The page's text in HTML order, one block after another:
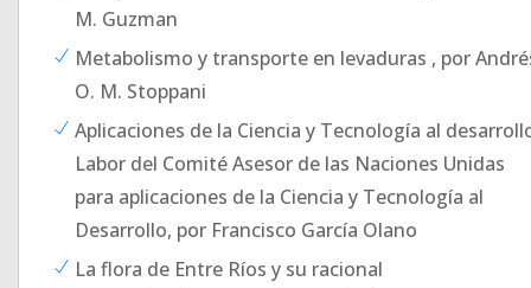
M. Guzman
Metabolismo y transporte en levaduras , por
O. M. Stoppani
Aplicaciones de la Ciencia y Tecnología al
Labor del Comité Asesor de las Naciones Unidas
para aplicaciones de la Ciencia y Tecnología al
Desarrollo, por Francisco García Olano
La flora de Entre Ríos y su racional